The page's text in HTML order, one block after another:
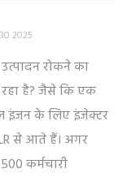
2025
रोकने का
है? जैसे कि एक
इंजन के लिए इंजेक्टर
से आते हैं। अगर
कर्मचारी